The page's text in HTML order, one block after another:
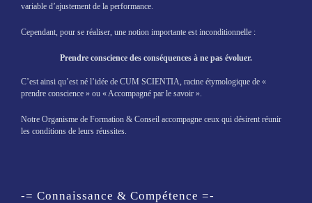
variable d’ajustement de la performance.
Cependant, pour se réaliser, une notion importante est inconditionnelle :
Prendre conscience des conséquences à ne pas évoluer.
C’est ainsi qu’est né l’idée de CUM SCIENTIA, racine étymologique de «
prendre conscience » ou « Accompagné par le savoir ».
Notre Organisme de Formation & Conseil accompagne ceux qui désirent réunir
les conditions de leurs réussites.
-= Connaissance & Compétence =-